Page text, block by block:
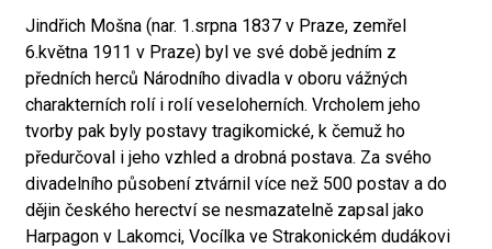
Jindřich Mošna (nar. 1.srpna 1837 v Praze, zemřel
6.května 1911 v Praze) byl ve své době jedním z
předních herců Národního divadla v oboru vážných
charakterních rolí i rolí veseloherních. Vrcholem jeho
tvorby pak byly postavy tragikomické, k čemuž ho
předurčoval i jeho vzhled a drobná postava. Za svého
divadelního působení ztvárnil více než 500 postav a do
dějin českého herectví se nesmazatelně zapsal jako
Harpagon v Lakomci, Vocílka ve Strakonickém dudákovi